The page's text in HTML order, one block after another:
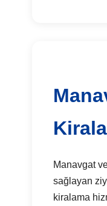
Manavgat
sağlayan
kiralama